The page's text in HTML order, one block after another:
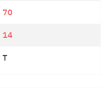
70
14
T